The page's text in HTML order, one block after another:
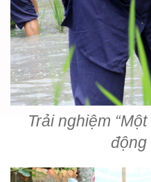
Trải nghiệm